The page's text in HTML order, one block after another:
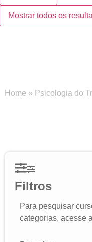
Mostrar todos os
Home » Psicologia do
Filtros
Para pesquisar
categorias, acesse a